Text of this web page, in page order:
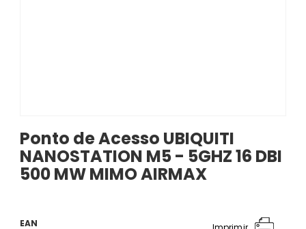
Ponto de Acesso UBIQUITI
NANOSTATION M5 - 5GHZ 16 DBI
500 MW MIMO AIRMAX
EAN